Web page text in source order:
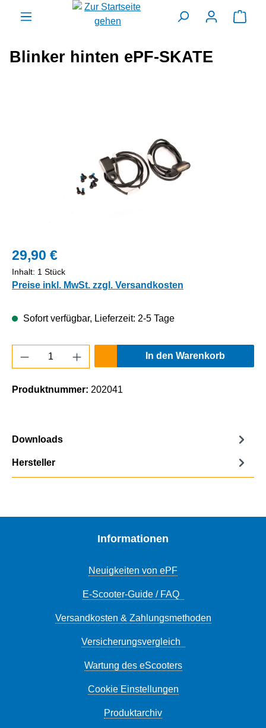
springen
Blinker hinten ePF-SKATE
29,90 €
Inhalt: 1 Stück
Preise inkl. MwSt. zzgl. Versandkosten
Sofort verfügbar, Lieferzeit: 2-5 Tage
Produkt Anzahl: Gib den gewünschten
In den Warenkorb
Produktnummer: 202041
Downloads
Hersteller
Informationen
Neuigkeiten von ePF
E-Scooter-Guide / FAQ
Versandkosten & Zahlungsmethoden
Versicherungsvergleich
Wartung des eScooters
Cookie Einstellungen
Produktarchiv